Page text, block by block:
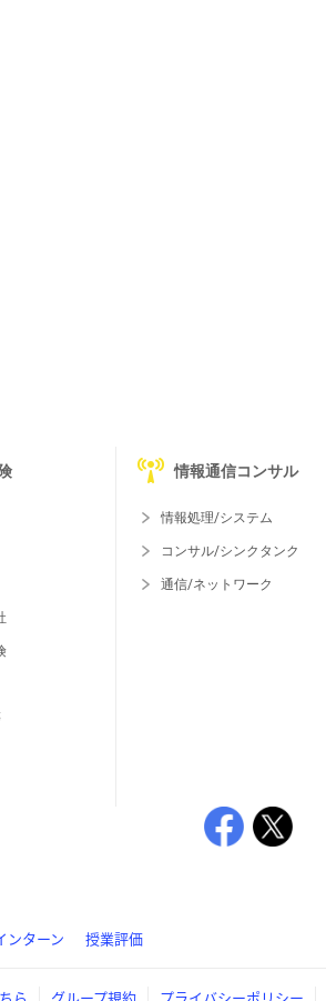
情報通信コンサル
情報処理/システム
コンサル/シンクタンク
通信/ネットワーク
ンターン 授業評価